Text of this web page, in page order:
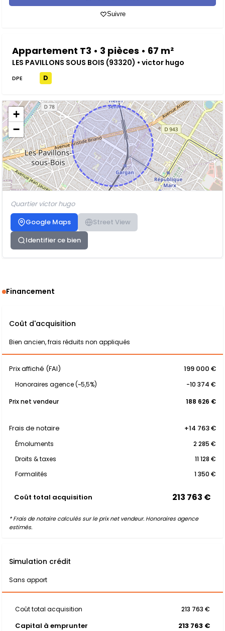
Suivre
Appartement T3 • 3 pièces • 67 m²
LES PAVILLONS SOUS BOIS (93320) • victor hugo
DPE D
+
−
Quartier victor hugo
Google Maps
Street View
Identifier ce bien
Financement
Coût d'acquisition
Bien ancien, frais réduits non appliqués
Prix affiché (FAI) 199 000 €
Honoraires agence (~5,5%)
-10 374 €
Prix net vendeur
188 626 €
Frais de notaire +14 763 €
Émoluments
2 285 €
Droits & taxes
11 128 €
Formalités
1 350 €
Coût total acquisition 213 763 €
* Frais de notaire calculés sur le prix net vendeur. Honoraires agence
estimés.
Simulation crédit
Sans apport
Coût total acquisition 213 763 €
Capital à emprunter 213 763 €